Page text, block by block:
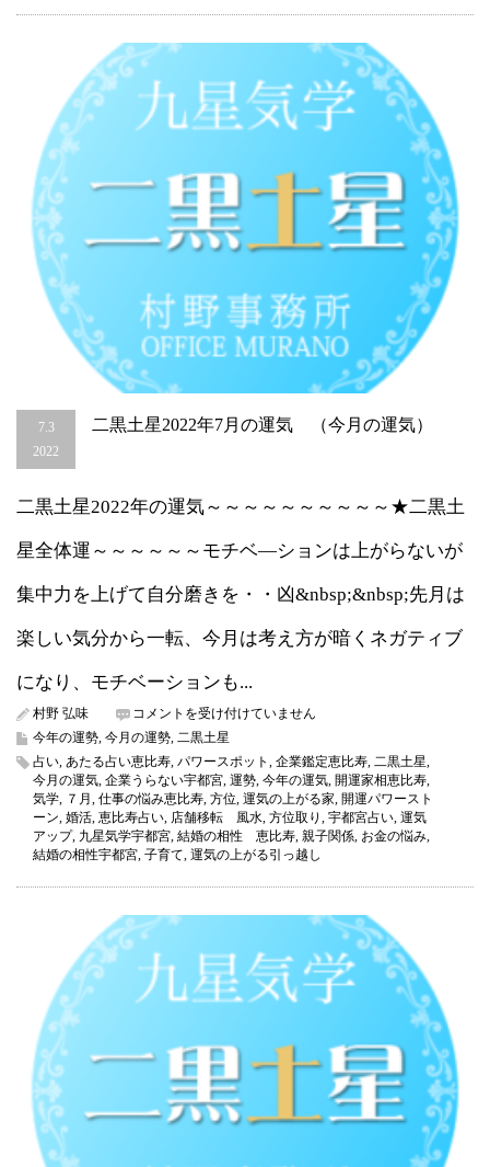
（今
月
の
運
気）
は
7.3
2022
二黒土星2022年7月の運気 （今月の運気）
二黒土星2022年の運気～～～～～～～～～～★二黒土
星全体運～～～～～～モチベ―ションは上がらないが
集中力を上げて自分磨きを・・凶&nbsp;&nbsp;先月は
楽しい気分から一転、今月は考え方が暗くネガティブ
になり、モチベーションも...
村野 弘味
二
黒
星
2022
年
7
月
の
（今
月
の
運
気）
は
コメントを受け付けていません
今年の運勢, 今月の運勢, 二黒土星
占い, あたる占い恵比寿, パワースポット , 企業鑑定恵比寿, 二黒土星,
今月の運気, 企業うらない宇都宮, 運勢, 今年の運気, 開運家相恵比寿,
気学, ７月 , 仕事の悩み恵比寿, 方位, 運気の上がる家, 開運パワースト
ーン, 婚活, 恵比寿占い, 店舗移転 風水, 方位取り , 宇都宮占い, 運気
アップ, 九星気学宇都宮, 結婚の相性 恵比寿, 親子関係, お金の悩み,
結婚の相性宇都宮, 子育て, 運気の上がる引っ越し